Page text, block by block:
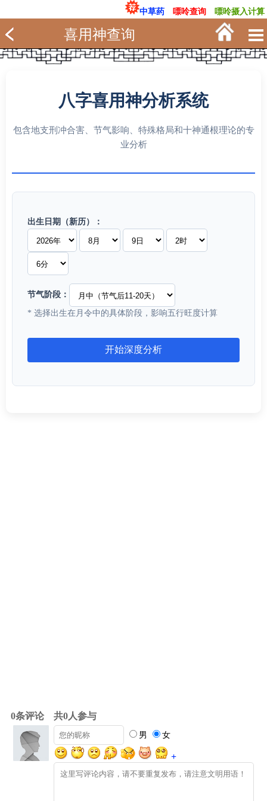
中草药 嘌呤查询 嘌呤摄入计算
喜用神查询
八字喜用神分析系统
包含地支刑冲合害、节气影响、特殊格局和十神通根理论的专
业分析
出生日期（新历）：
节气阶段：
* 选择出生在月令中的具体阶段，影响五行旺度计算